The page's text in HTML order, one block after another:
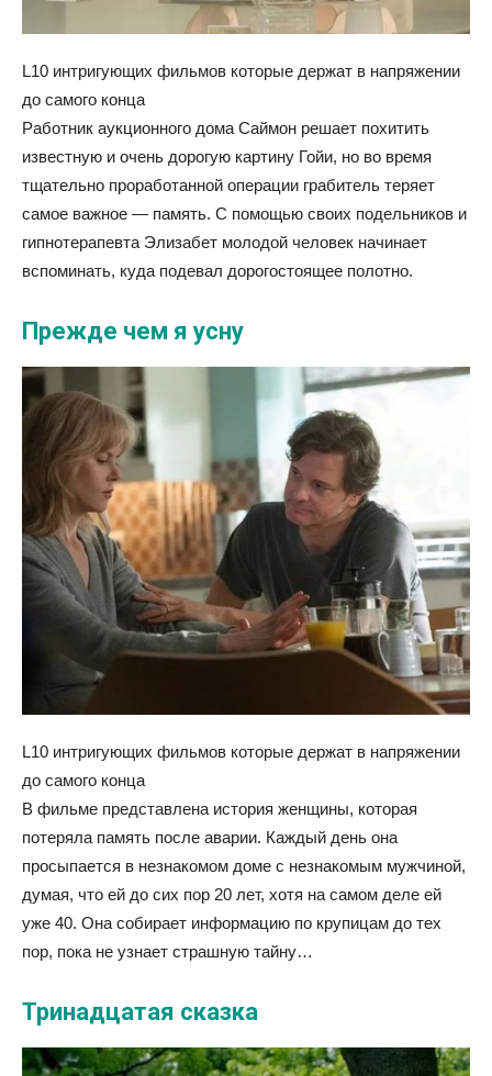
L10 интригующих фильмов которые держат в напряжении
до самого конца
Работник аукционного дома Саймон решает похитить
известную и очень дорогую картину Гойи, но во время
тщательно проработанной операции грабитель теряет
самое важное — память. С помощью своих подельников и
гипнотерапевта Элизабет молодой человек начинает
вспоминать, куда подевал дорогостоящее полотно.
Прежде чем я усну
L10 интригующих фильмов которые держат в напряжении
до самого конца
В фильме представлена история женщины, которая
потеряла память после аварии. Каждый день она
просыпается в незнакомом доме с незнакомым мужчиной,
думая, что ей до сих пор 20 лет, хотя на самом деле ей
уже 40. Она собирает информацию по крупицам до тех
пор, пока не узнает страшную тайну…
Тринадцатая сказка